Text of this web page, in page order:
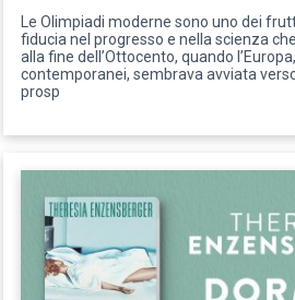
Le Olimpiadi moderne sono uno dei
fiducia nel progresso e nella scienza
alla fine dell’Ottocento, quando
contemporanei, sembrava avviata
prosp